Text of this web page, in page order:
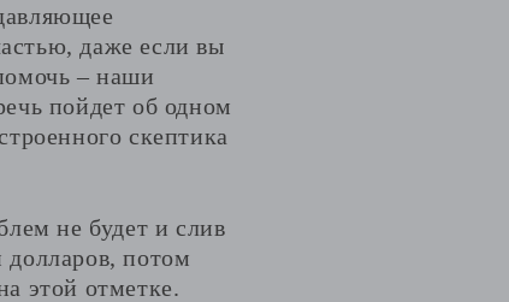
даже если вы
– наши
пойдет об одном
скептика
не будет и слив
долларов, потом
этой отметке.